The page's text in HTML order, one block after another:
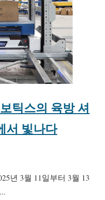
틱스의 육방 셔
서 빛나다
년 3월 11일부터 3월 13